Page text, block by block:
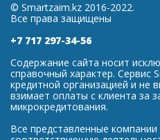
© Smartzaim.kz 2016-2022.
Все права защищены
+7 717 297-34-56
Содержание сайта носит
справочный характер. Сервис
кредитной организацией и не
взимает оплаты с клиента за
микрокредитования.
Все представленные